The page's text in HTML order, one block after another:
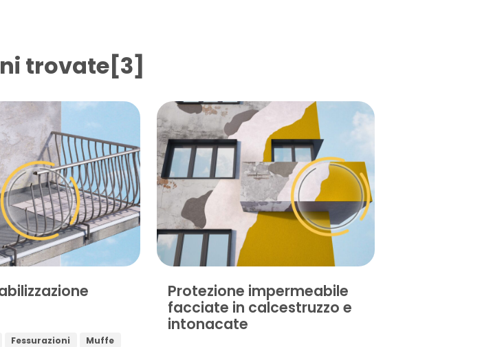
trovate[3]
Fessurazioni Muffe
Protezione impermeabile
facciate in calcestruzzo e
intonacate